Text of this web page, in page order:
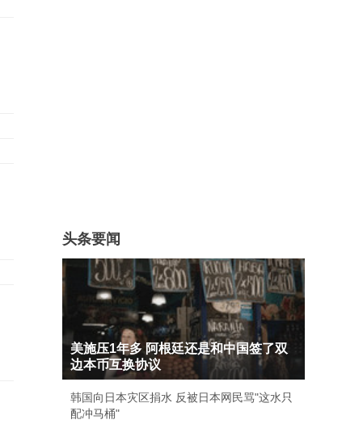
头条要闻
美施压1年多 阿根廷还是和中国签了双
边本币互换协议
韩国向日本灾区捐水 反被日本网民骂"这水只
配冲马桶"